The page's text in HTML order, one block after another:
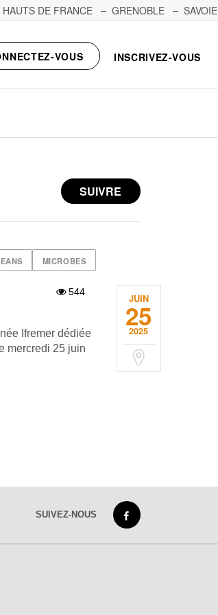
HAUTS DE FRANCE GRENOBLE
SAVOIE
VOUS INSCRIVEZ-VOUS
SUIVRE
MICROBES
JUIN
25
2025
544
Ifremer dédiée
mercredi 25 juin
SUIVEZ-NOUS